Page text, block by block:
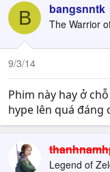
B bangsnntk
The Warrior
9/3/14
Phim này hay ở
hype lên quá đáng
Legend of